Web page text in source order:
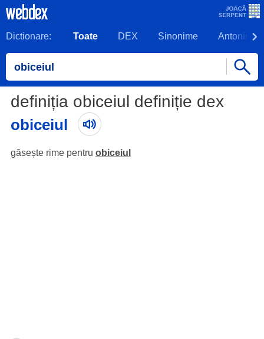
Dictionare: Toate DEX Sinonime Antonime
definiția obiceiul definiție dex
obiceiul
găsește rime pentru obiceiul